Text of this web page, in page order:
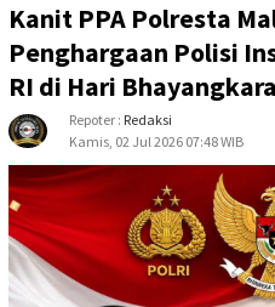
Kanit PPA Polresta
Penghargaan Polisi
RI di Hari
Repoter : Redaksi
Kamis, 02 Jul 2026 07:48 WIB